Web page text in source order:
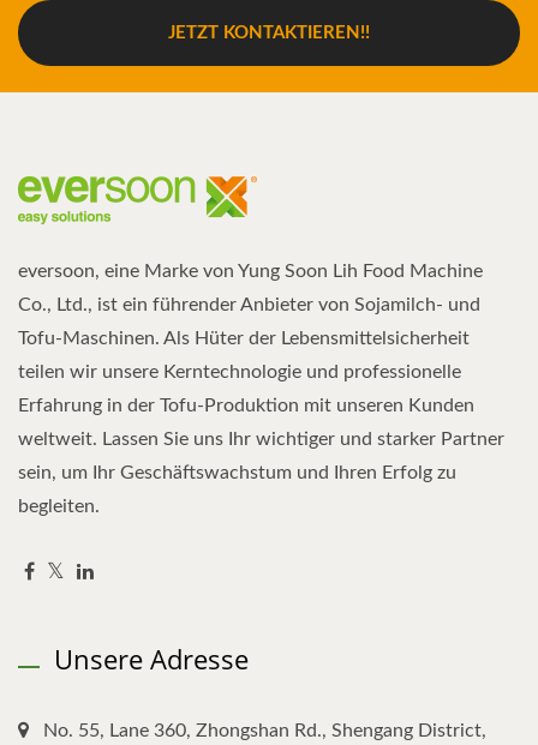
JETZT KONTAKTIEREN!!
eversoon, eine Marke von Yung Soon Lih Food Machine
Co., Ltd., ist ein führender Anbieter von Sojamilch- und
Tofu-Maschinen. Als Hüter der Lebensmittelsicherheit
teilen wir unsere Kerntechnologie und professionelle
Erfahrung in der Tofu-Produktion mit unseren Kunden
weltweit. Lassen Sie uns Ihr wichtiger und starker Partner
sein, um Ihr Geschäftswachstum und Ihren Erfolg zu
begleiten.
Unsere Adresse
No. 55, Lane 360, Zhongshan Rd., Shengang District,